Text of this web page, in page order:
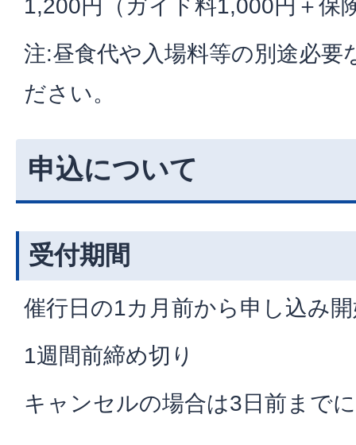
1,200円（ガイド料1,000円＋保
注:昼食代や入場料等の別途必要
ださい。
申込について
受付期間
催行日の1カ月前から申し込み
1週間前締め切り
キャンセルの場合は3日前まで